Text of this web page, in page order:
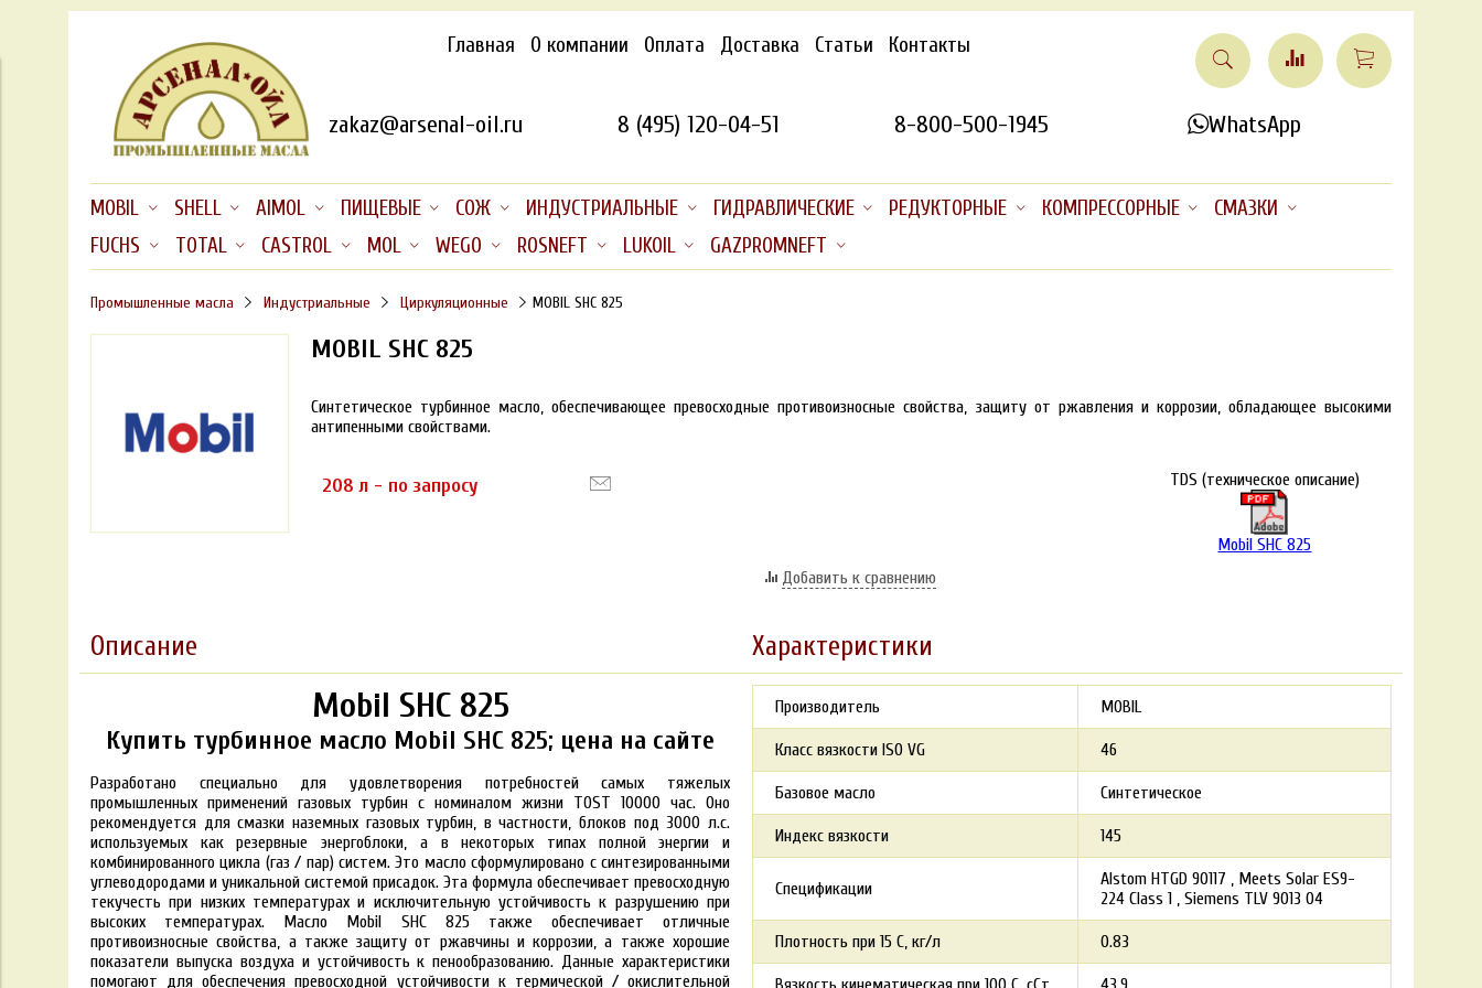
Главная О компании Оплата Доставка Статьи Контакты
zakaz@arsenal-oil.ru 8 (495) 120-04-51 8-800-500-1945 WhatsApp
MOBIL SHELL AIMOL ПИЩЕВЫЕ СОЖ ИНДУСТРИАЛЬНЫЕ ГИДРАВЛИЧЕСКИЕ РЕДУКТОРНЫЕ КОМПРЕССОРНЫЕ
СМАЗКИ
FUCHS
TOTAL CASTROL MOL WEGO ROSNEFT LUKOIL GAZPROMNEFT
Промышленные масла Индустриальные Циркуляционные MOBIL SHC 825
MOBIL SHC 825
Синтетическое турбинное масло, обеспечивающее превосходные противоизносные свойства, защиту от ржавления и коррозии, обладающее высокими
антипенными свойствами.
208 л - по запросу TDS (техническое описание)
Mobil SHC 825
Добавить к сравнению
Описание Характеристики
Mobil SHC 825
Купить турбинное масло Mobil SHC 825; цена на сайте
Разработано специально для удовлетворения потребностей самых тяжелых
промышленных применений газовых турбин с номиналом жизни TOST 10000 час. Оно
рекомендуется для смазки наземных газовых турбин, в частности, блоков под 3000 л.с.
используемых как резервные энергоблоки, а в некоторых типах полной энергии и
комбинированного цикла (газ / пар) систем. Это масло сформулировано с синтезированными
углеводородами и уникальной системой присадок. Эта формула обеспечивает превосходную
текучесть при низких температурах и исключительную устойчивость к разрушению при
высоких температурах. Масло Mobil SHC 825 также обеспечивает отличные
противоизносные свойства, а также защиту от ржавчины и коррозии, а также хорошие
показатели выпуска воздуха и устойчивость к пенообразованию. Данные характеристики
помогают для обеспечения превосходной устойчивости к термической / окислительной
Производитель MOBIL
Класс вязкости ISO VG 46
Базовое масло Синтетическое
Индекс вязкости 145
Спецификации Alstom HTGD 90117
Meets Solar ES9-
224 Class 1
Siemens TLV 9013 04
Плотность при 15 С, кг/л 0.83